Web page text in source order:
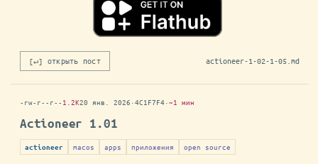
[↵] открыть пост actioneer-1-02-1-05.md
-rw-r--r-- 1.2K20 янв. 2026 ·4C1F7F4 ·~1 мин
Actioneer 1.01
actioneer macos apps приложения open source